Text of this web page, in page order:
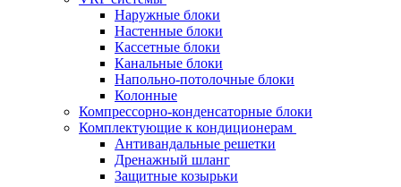
Наружные блоки
Настенные блоки
Кассетные блоки
Канальные блоки
Напольно-потолочные блоки
Колонные
Компрессорно-конденсаторные блоки
Комплектующие к кондиционерам
Антивандальные решетки
Дренажный шланг
Защитные козырьки